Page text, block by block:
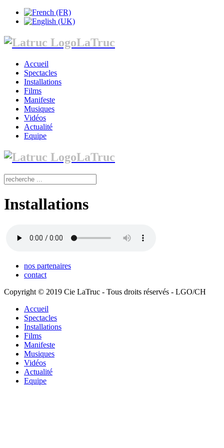
LaTruc
Accueil
Spectacles
Installations
Films
Manifeste
Musiques
Vidéos
Actualité
Equipe
LaTruc
Installations
nos partenaires
contact
Copyright © 2019 Cie LaTruc - Tous droits réservés - LGO/CH
Accueil
Spectacles
Installations
Films
Manifeste
Musiques
Vidéos
Actualité
Equipe